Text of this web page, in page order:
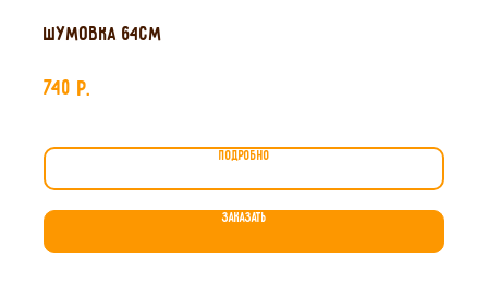
Шумовка 64см
740 р.
ПОДРОБНО
ЗАКАЗАТЬ